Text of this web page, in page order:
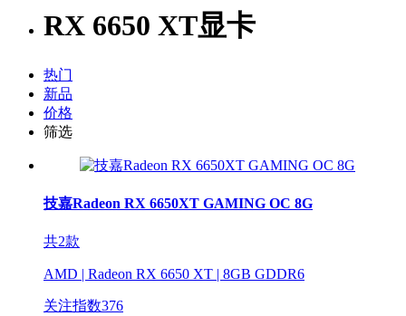
RX 6650 XT显卡
热门
新品
价格
筛选
技嘉Radeon RX 6650XT GAMING OC 8G
共2款
AMD | Radeon RX 6650 XT | 8GB GDDR6
关注指数376